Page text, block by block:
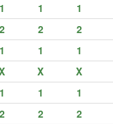
1 1 1
2 2 2
1 1 1
X X
1 1 1
2 2 2